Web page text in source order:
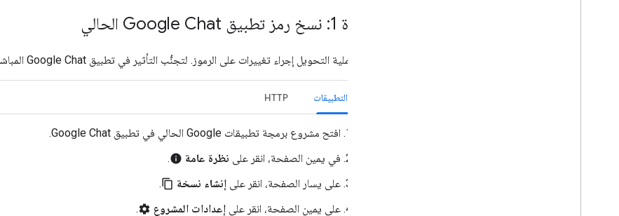
الخطوة 1: نسخ رمز تطبيق Google Chat الحالي
تتطلّب عملية التحويل إجراء تغييرات على الرموز. لتجنُّب التأثير في تطبيق Google Chat المباشر، أنشئ نسخة من الرمز وعدِّلها.
برمجة التطبيقات HTTP
افتح مشروع برمجة تطبيقات Google الحالي في تطبيق Google Chat.
في يمين الصفحة، انقر على نظرة عامة info
.
على يسار الصفحة، انقر على إنشاء نسخة content_copy
.
على يمين الصفحة، انقر على إعدادات المشروع settings
.